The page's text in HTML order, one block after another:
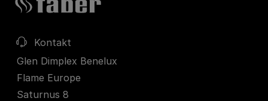
Kontakt
Glen Dimplex Benelux
Flame Europe
Saturnus 8